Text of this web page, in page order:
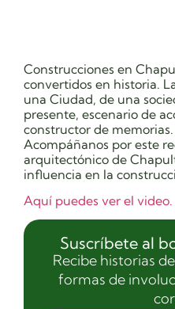
Construcciones en
convertidos en historia.
una Ciudad, de una
presente, escenario de
constructor de memorias.
Acompáñanos por este
arquitectónico de
influencia en la
Aquí puedes ver el video.
Suscríbete al
Recibe historias
formas de